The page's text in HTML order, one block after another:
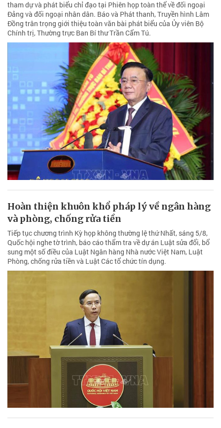
tham dự và phát biểu chỉ đạo tại Phiên họp toàn thể về đối ngoại
Đảng và đối ngoại nhân dân. Báo và Phát thanh, Truyền hình Lâm
Đồng trân trọng giới thiệu toàn văn bài phát biểu của Ủy viên Bộ
Chính trị, Thường trực Ban Bí thư Trần Cẩm Tú.
Hoàn thiện khuôn khổ pháp lý về ngân hàng
và phòng, chống rửa tiền
Tiếp tục chương trình Kỳ họp không thường lệ thứ Nhất, sáng 5/8,
Quốc hội nghe tờ trình, báo cáo thẩm tra về dự án Luật sửa đổi, bổ
sung một số điều của Luật Ngân hàng Nhà nước Việt Nam, Luật
Phòng, chống rửa tiền và Luật Các tổ chức tín dụng.